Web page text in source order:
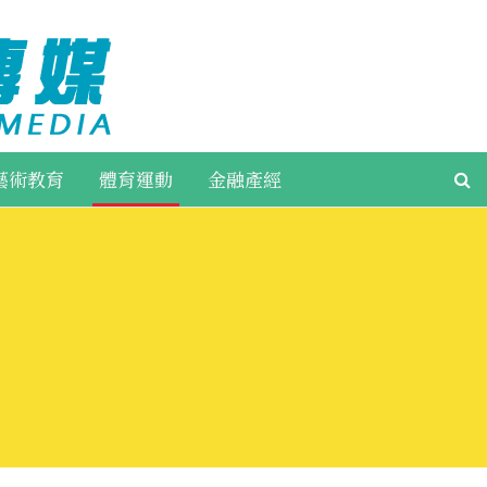
術教育 體育運動 金融產經